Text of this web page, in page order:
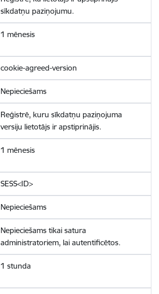
sīkdatņu paziņojumu.
1 mēnesis
cookie-agreed-version
Nepieciešams
Reģistrē, kuru sīkdatņu paziņojuma
versiju lietotājs ir apstiprinājis.
1 mēnesis
SESS<ID>
Nepieciešams
Nepieciešams tikai satura
administratoriem, lai autentificētos.
1 stunda